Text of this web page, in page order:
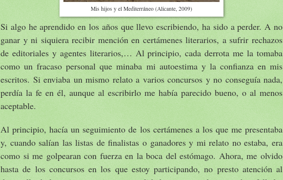
Mis hijos y el Mediterráneo (Alicante, 2009)
Si algo he aprendido en los años que llevo escribiendo, ha sido a perder. A no
ganar y ni siquiera recibir mención en certámenes literarios, a sufrir rechazos
de editoriales y agentes literarios,… Al principio, cada derrota me la tomaba
como un fracaso personal que minaba mi autoestima y la confianza en mis
escritos. Si enviaba un mismo relato a varios concursos y no conseguía nada,
perdía la fe en él, aunque al escribirlo me había parecido bueno, o al menos
aceptable.
Al principio, hacía un seguimiento de los certámenes a los que me presentaba
y, cuando salían las listas de finalistas o ganadores y mi relato no estaba, era
como si me golpearan con fuerza en la boca del estómago. Ahora, me olvido
hasta de los concursos en los que estoy participando, no presto atención al